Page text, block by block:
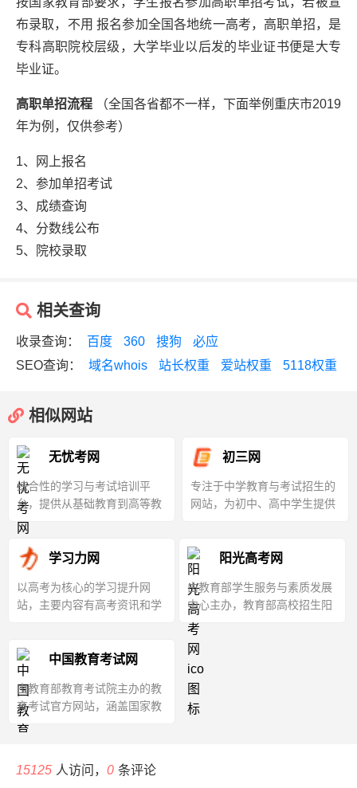
布录取，不用 报名参加全国各地统一高考，高职单招，是
专科高职院校层级，大学毕业以后发的毕业证书便是大专
毕业证。
高职单招流程 （全国各省都不一样，下面举例重庆市2019
年为例，仅供参考）
1、网上报名
2、参加单招考试
3、成绩查询
4、分数线公布
5、院校录取
相关查询
收录查询： 百度 360 搜狗
必应
SEO查询：
域名whois 站长权重 爱站权重 5118权重
相似网站
无忧考网
综合性的学习与考试培训平
台，提供从基础教育到高等教
育，再到职业教育，考公考研
源
初三网
专注于中学教育与考试招生的
网站，为初中、高中学生提供
学习力网
以高考为核心的学习提升网
站，主要内容有高考资讯和学
阳光高考网
由教育部学生服务与素质发展
中心主办，教育部高校招生阳
光工程指定平台
中国教育考试网
由教育部教育考试院主办的教
育考试官方网站，涵盖国家教
育、社会证书、海外考试，提
15125 人访问， 0 条评论